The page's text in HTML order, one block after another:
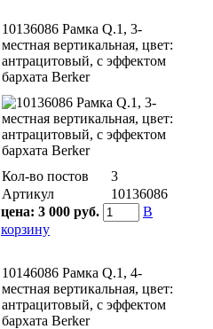
10136086 Рамкa Q.1, 3-
местная вертикальная, цвет:
антрацитовый, с эффектом
бархата Berker
Кол-во постов
3
Артикул
10136086
цена: 3 000 руб.
В
корзину
10146086 Рамкa Q.1, 4-
местная вертикальная, цвет:
антрацитовый, с эффектом
бархата Berker